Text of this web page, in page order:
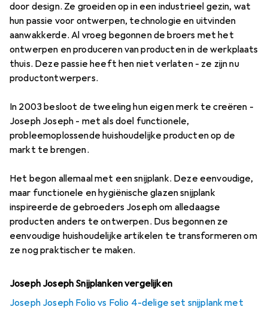
door design. Ze groeiden op in een industrieel gezin, wat
hun passie voor ontwerpen, technologie en uitvinden
aanwakkerde. Al vroeg begonnen de broers met het
ontwerpen en produceren van producten in de werkplaats
thuis. Deze passie heeft hen niet verlaten - ze zijn nu
productontwerpers.
In 2003 besloot de tweeling hun eigen merk te creëren -
Joseph Joseph - met als doel functionele,
probleemoplossende huishoudelijke producten op de
markt te brengen.
Het begon allemaal met een snijplank. Deze eenvoudige,
maar functionele en hygiënische glazen snijplank
inspireerde de gebroeders Joseph om alledaagse
producten anders te ontwerpen. Dus begonnen ze
eenvoudige huishoudelijke artikelen te transformeren om
ze nog praktischer te maken.
Joseph Joseph Snijplanken vergelijken
Joseph Joseph Folio vs Folio 4-delige set snijplank met